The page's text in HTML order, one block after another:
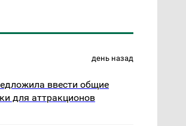
день назад
ввести общие
для аттракционов